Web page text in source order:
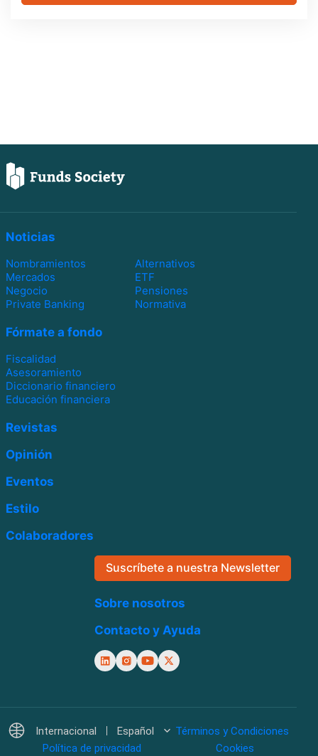
Noticias
Nombramientos
Alternativos
Mercados
ETF
Negocio
Pensiones
Private Banking
Normativa
Fórmate a fondo
Fiscalidad
Asesoramiento
Diccionario financiero
Educación financiera
Revistas
Opinión
Eventos
Estilo
Colaboradores
Suscríbete a nuestra Newsletter
Sobre nosotros
Contacto y Ayuda
Internacional Español
Términos y Condiciones
Política de privacidad
Cookies